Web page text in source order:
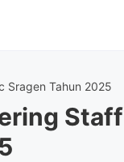
Sragen Tahun 2025
Staff